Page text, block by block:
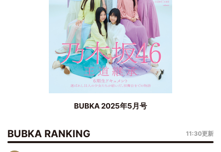
BUBKA 2025年5月号
BUBKA RANKING 11:30更新